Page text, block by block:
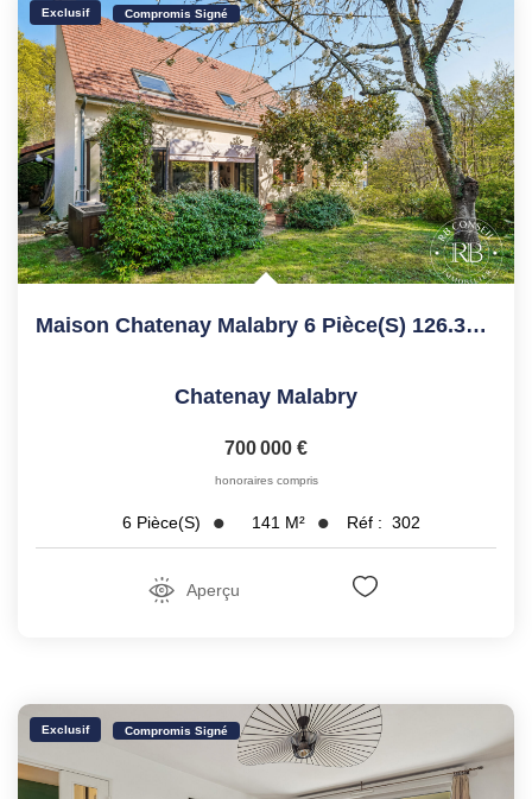
Exclusif Compromis Signé
Maison Chatenay Malabry 6 Pièce(s) 126.32 M2
Chatenay Malabry
700 000 €
honoraires compris
6 Pièce(s) 141 M² Réf : 302
Aperçu
Exclusif Compromis Signé